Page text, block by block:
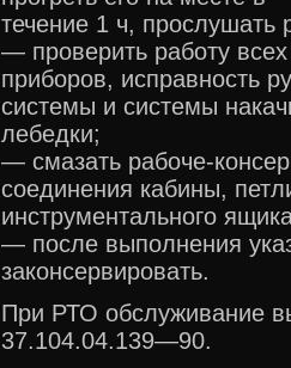
течение 1 ч, прослушать
— проверить работу
приборов, исправность
системы и системы
лебедки;
— смазать рабоче-
соединения кабины,
инструментального
— после выполнения
законсервировать.
При РТО обслуживание
37.104.04.139—90.